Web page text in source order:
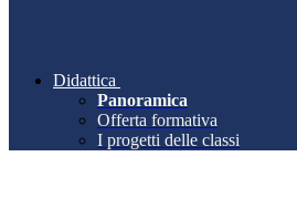
Didattica
Panoramica
Offerta formativa
I progetti delle classi